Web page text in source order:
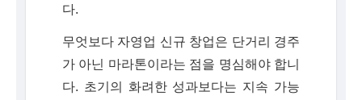
다.
무엇보다 자영업 신규 창업은 단거리 경주
가 아닌 마라톤이라는 점을 명심해야 합니
다. 초기의 화려한 성과보다는 지속 가능